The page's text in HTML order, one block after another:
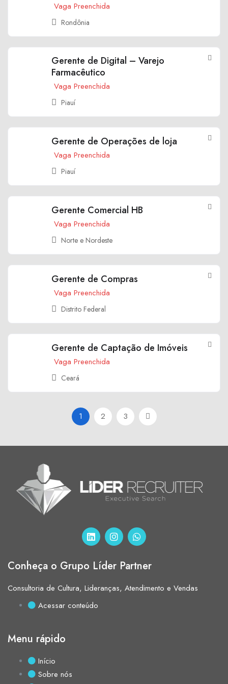
Vaga Preenchida
Rondônia
Gerente de Digital – Varejo
Farmacêutico
Vaga Preenchida
Piauí
Gerente de Operações de loja
Vaga Preenchida
Piauí
Gerente Comercial HB
Vaga Preenchida
Norte e Nordeste
Gerente de Compras
Vaga Preenchida
Distrito Federal
Gerente de Captação de Imóveis
Vaga Preenchida
Ceará
1 2 3
Conheça o Grupo Líder Partner
Consultoria de Cultura, Lideranças, Atendimento e Vendas
Acessar conteúdo
Menu rápido
Início
Sobre nós